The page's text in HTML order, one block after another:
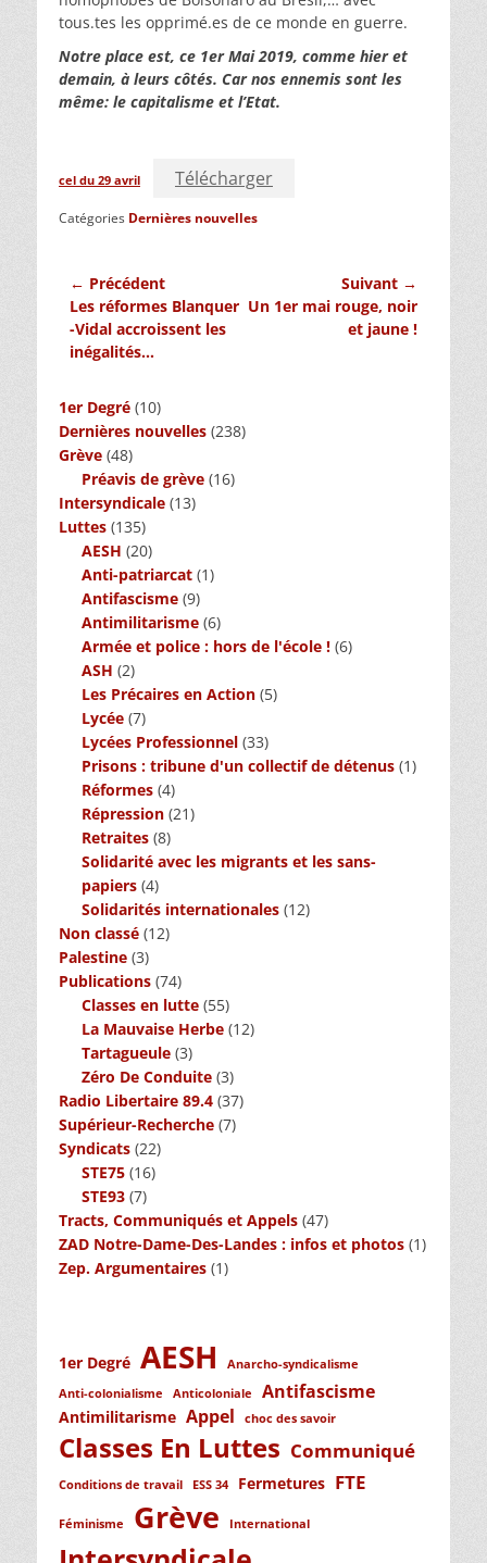
tous.tes les opprimé.es de ce monde en guerre.
Notre place est, ce 1er Mai 2019, comme hier et
demain, à leurs côtés. Car nos ennemis sont les
même: le capitalisme et l’Etat.
cel du 29 avril Télécharger
Catégories Dernières nouvelles
Navigation
de
l’article
← Précédent
Article
précédent :
Les réformes Blanquer
-Vidal accroissent les
inégalités…
Suivant →
Article
Un 1er mai rouge, noir
et jaune !
1er Degré (10)
Dernières nouvelles (238)
Grève (48)
Préavis de grève (16)
Intersyndicale (13)
Luttes (135)
AESH (20)
Anti-patriarcat (1)
Antifascisme (9)
Antimilitarisme (6)
Armée et police : hors de l'école ! (6)
ASH (2)
Les Précaires en Action (5)
Lycée (7)
Lycées Professionnel (33)
Prisons : tribune d'un collectif de détenus (1)
Réformes (4)
Répression (21)
Retraites (8)
Solidarité avec les migrants et les sans-
papiers (4)
Solidarités internationales (12)
Non classé (12)
Palestine (3)
Publications (74)
Classes en lutte (55)
La Mauvaise Herbe (12)
Tartagueule (3)
Zéro De Conduite (3)
Radio Libertaire 89.4 (37)
Supérieur-Recherche (7)
Syndicats (22)
STE75 (16)
STE93 (7)
Tracts, Communiqués et Appels (47)
ZAD Notre-Dame-Des-Landes : infos et photos (1)
Zep. Argumentaires (1)
1er Degré AESH
Anarcho-syndicalisme
Anti-colonialisme
Anticoloniale Antifascisme
Antimilitarisme Appel choc des savoir
Classes En Luttes Communiqué
Conditions de travail ESS 34 Fermetures FTE
Féminisme Grève International